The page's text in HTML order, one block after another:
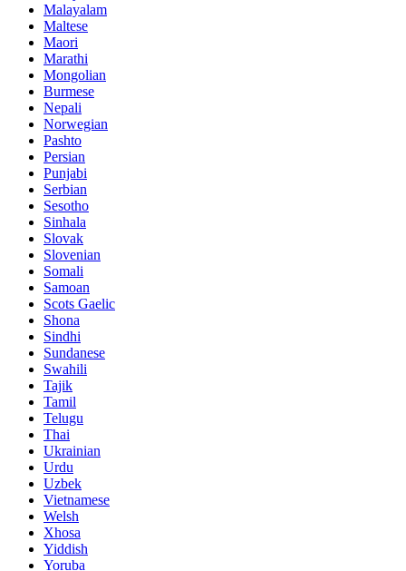
Malayalam
Maltese
Maori
Marathi
Mongolian
Burmese
Nepali
Norwegian
Pashto
Persian
Punjabi
Serbian
Sesotho
Sinhala
Slovak
Slovenian
Somali
Samoan
Scots Gaelic
Shona
Sindhi
Sundanese
Swahili
Tajik
Tamil
Telugu
Thai
Ukrainian
Urdu
Uzbek
Vietnamese
Welsh
Xhosa
Yiddish
Yoruba